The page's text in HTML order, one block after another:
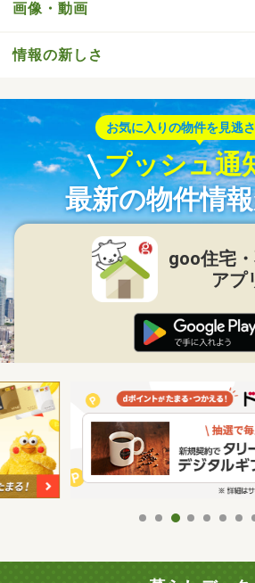
画像・動画
情報の新しさ
お気に入りの物件を見逃
プッシュ通
最新の物件情
goo住宅
アプ